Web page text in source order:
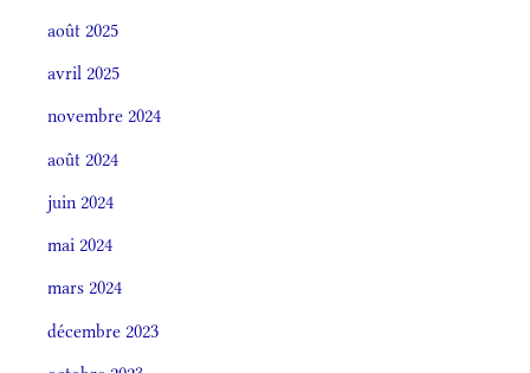
août 2025
avril 2025
novembre 2024
août 2024
juin 2024
mai 2024
mars 2024
décembre 2023